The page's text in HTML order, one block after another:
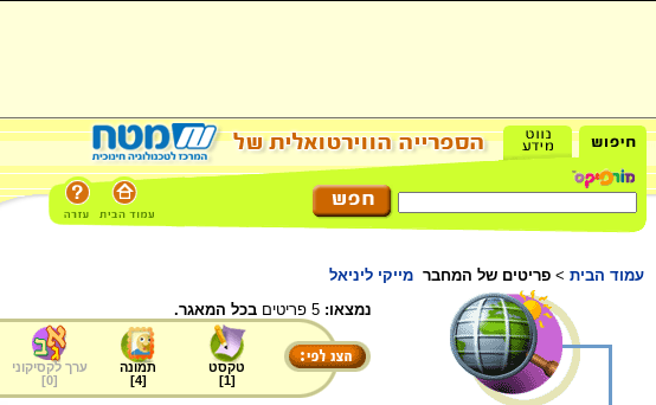
עמוד הבית > פריטים של המחבר מייקי ליניאל
נמצאו: בכל המאגר.
טקסט
[
1
]
תמונה
[
4
]
ערך לקסיקוני
[
0
]